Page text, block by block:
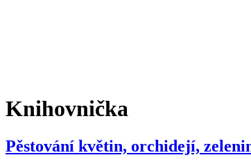
Knihovnička
Pěstování květin, orchidejí,